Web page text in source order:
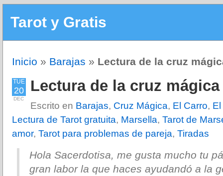
Tarot y Gratis
Inicio » Barajas » Lectura de la cruz
TUE
20
DEC
Lectura de la cruz
Escrito en Barajas, Cruz Mágica, El Carro,
Lectura de Tarot gratuita, Marsella, Tarot de
amor, Tarot para problemas de pareja, Tiradas
Hola Sacerdotisa, me gusta mucho tu
gran labor la que haces ayudandó a la